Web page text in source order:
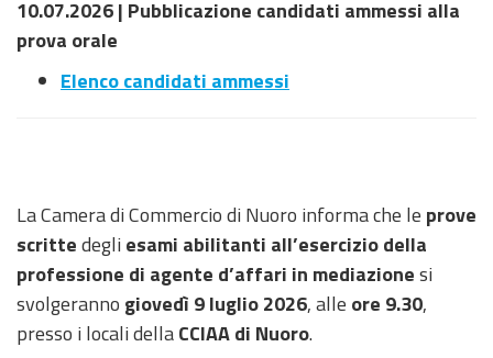
10.07.2026 | Pubblicazione candidati ammessi alla
prova orale
Elenco candidati ammessi
La Camera di Commercio di Nuoro informa che le prove
scrittedegli esami abilitanti all’esercizio della
professione di agente d’affari in mediazionesi
svolgeranno giovedì 9 luglio 2026, alle ore 9.30,
presso i locali dellaCCIAA di Nuoro.